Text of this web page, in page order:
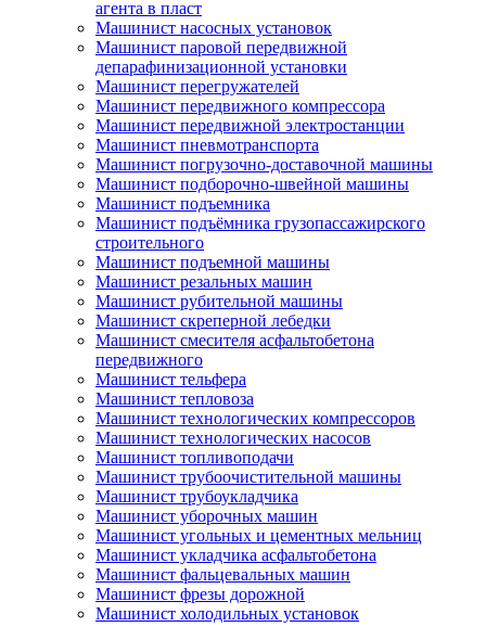
агента в пласт
Машинист насосных установок
Машинист паровой передвижной
депарафинизационной установки
Машинист перегружателей
Машинист передвижного компрессора
Машинист передвижной электростанции
Машинист пневмотранспорта
Машинист погрузочно-доставочной машины
Машинист подборочно-швейной машины
Машинист подъемника
Машинист подъёмника грузопассажирского
строительного
Машинист подъемной машины
Машинист резальных машин
Машинист рубительной машины
Машинист скреперной лебедки
Машинист смесителя асфальтобетона
передвижного
Машинист тельфера
Машинист тепловоза
Машинист технологических компрессоров
Машинист технологических насосов
Машинист топливоподачи
Машинист трубоочистительной машины
Машинист трубоукладчика
Машинист уборочных машин
Машинист угольных и цементных мельниц
Машинист укладчика асфальтобетона
Машинист фальцевальных машин
Машинист фрезы дорожной
Машинист холодильных установок